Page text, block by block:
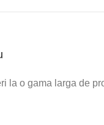
la o gama larga de